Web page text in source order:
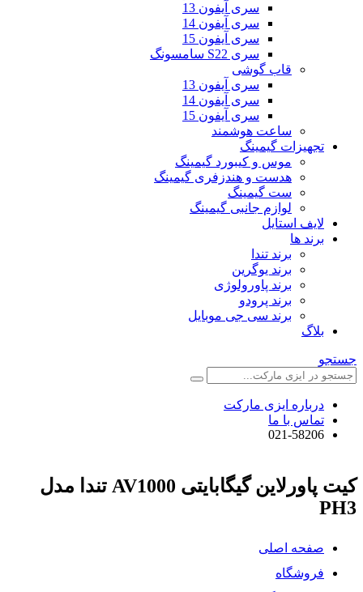
سری آیفون 13
سری آیفون 14
سری آیفون 15
سری S22 سامسونگ
قاب گوشی
سری آیفون 13
سری آیفون 14
سری آیفون 15
ساعت هوشمند
تجهیزات گیمینگ
موس و کیبورد گیمینگ
هدست و هندزفری گیمینگ
ست گیمینگ
لوازم جانبی گیمینگ
لایف استایل
برند ها
برند تندا
برند یوگرین
برند پاورولوژی
برند پرودو
برند سی جی موبایل
بلاگ
جستجو
درباره ایزی مارکت
تماس با ما
021-58206
کیت پاورلاین گیگابایتی AV1000 تندا مدل
PH3
صفحه اصلی
فروشگاه